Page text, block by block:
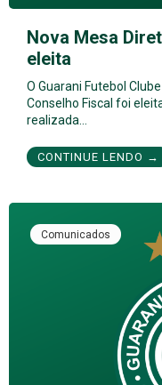
Nova Mesa
eleita
O Guarani Futebol
Conselho Fiscal foi
realizada…
CONTINUE LENDO →
Comunicados